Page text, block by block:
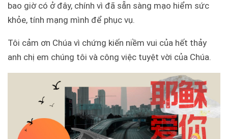
bao giờ có ở đây, chính vì đã sẵn sàng mạo hiểm sức
khỏe, tính mạng mình để phục vụ.
Tôi cảm ơn Chúa vì chứng kiến ​​niềm vui của hết thảy
anh chị em chúng tôi và công việc tuyệt vời của Chúa.